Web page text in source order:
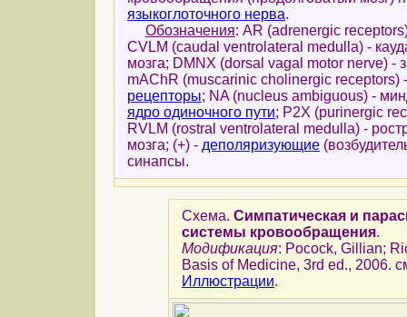
языкоглоточного нерва.
Обозначения: AR (adrenergic
CVLM (caudal ventrolateral medulla) -
мозга; DMNX (dorsal vagal motor nerve)
mAChR (muscarinic cholinergic receptors)
рецепторы; NA (nucleus ambiguous) -
ядро одиночного пути; P2X (purinergic
RVLM (rostral ventrolateral medulla) -
мозга; (+) - деполяризующие
синапсы.
Схема. Симпатическая и
системы кровообращения.
Модификация: Pocock, Gillian;
Basis of Medicine, 3rd ed., 2006.
Иллюстрации.